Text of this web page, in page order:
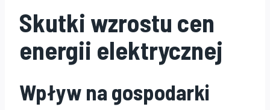
Skutki wzrostu cen
energii elektrycznej
Wpływ na gospodarki